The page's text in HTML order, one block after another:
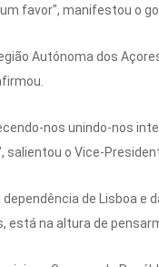
favor", manifestou o
Autónoma dos
nos unindo-nos
salientou o Vice-
de Lisboa e
está na altura de